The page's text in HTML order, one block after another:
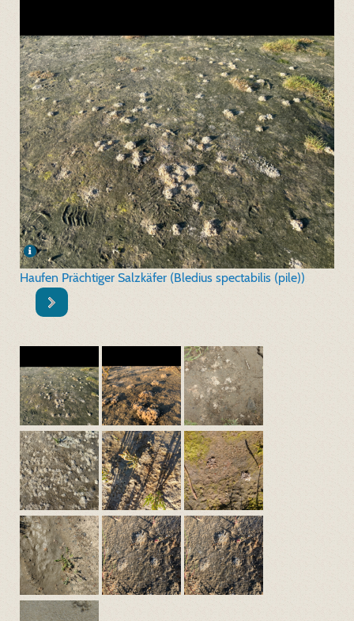
Haufen Prächtiger Salzkäfer (Bledius spectabilis (pile))